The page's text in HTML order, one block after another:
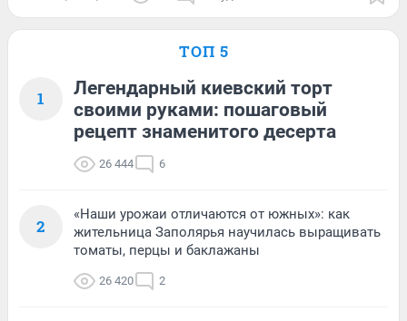
ТОП 5
1
Легендарный киевский торт
своими руками: пошаговый
рецепт знаменитого десерта
26 444 6
2
«Наши урожаи отличаются от южных»: как
жительница Заполярья научилась выращивать
томаты, перцы и баклажаны
26 420 2